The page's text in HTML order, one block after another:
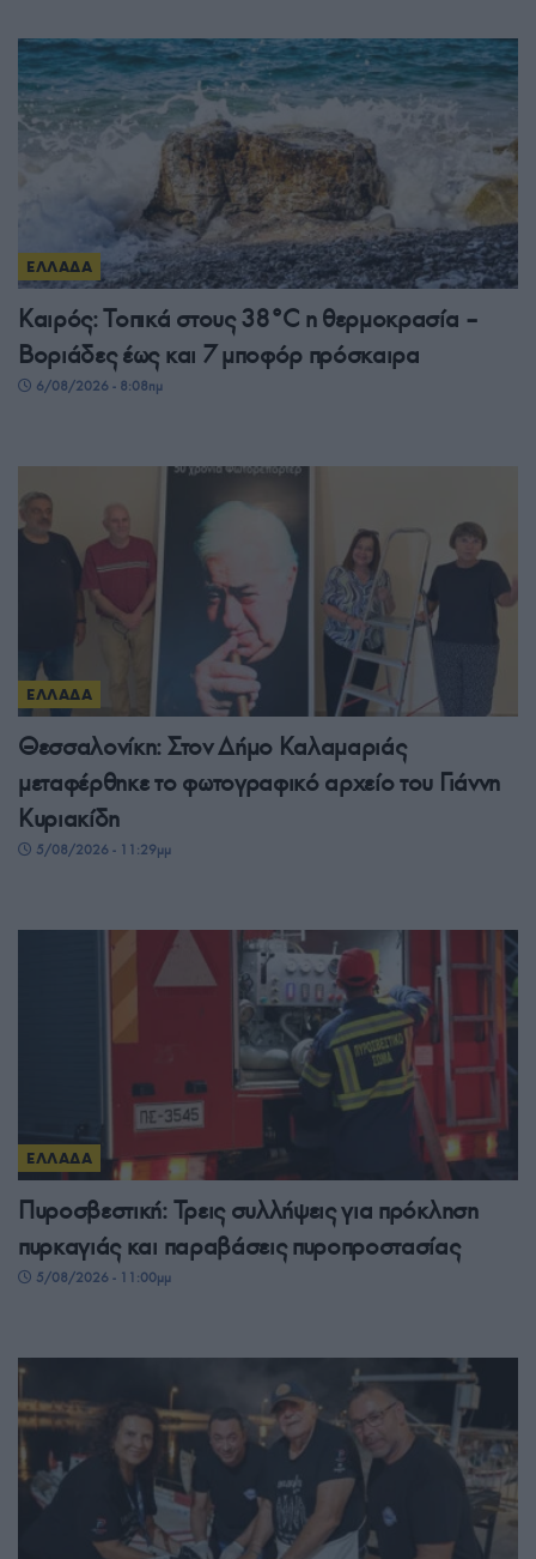
ΕΛΛΑΔΑ
Καιρός: Τοπικά στους 38°C η θερμοκρασία –
Βοριάδες έως και 7 μποφόρ πρόσκαιρα
6/08/2026 - 8:08πμ
ΕΛΛΑΔΑ
Θεσσαλονίκη: Στον Δήμο Καλαμαριάς
μεταφέρθηκε το φωτογραφικό αρχείο του Γιάννη
Κυριακίδη
5/08/2026 - 11:29μμ
ΕΛΛΑΔΑ
Πυροσβεστική: Τρεις συλλήψεις για πρόκληση
πυρκαγιάς και παραβάσεις πυροπροστασίας
5/08/2026 - 11:00μμ